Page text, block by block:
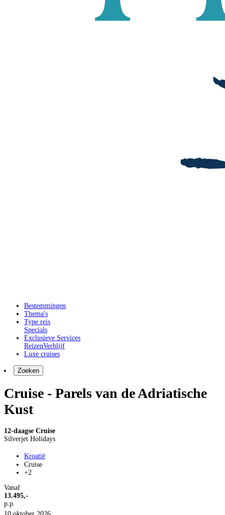
Bestemmingen
Thema's
Type reis
Specials
Exclusieve Services
ReizenVerblijf
Luxe cruises
Zoeken
Cruise - Parels van de Adriatische
Kust
12-daagse Cruise
Silverjet Holidays
Kroatië
Cruise
+2
Vanaf
13.495,-
p.p.
10 oktober 2026